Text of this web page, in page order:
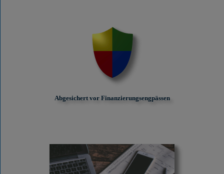
Abgesichert vor Finanzierungs­engpässen